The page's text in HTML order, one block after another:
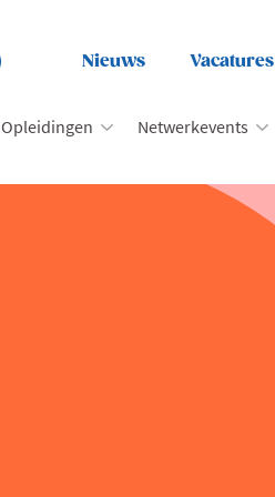
Nieuws Vacatures
Opleidingen Netwerkevents